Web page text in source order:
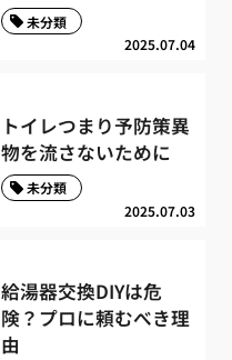
2025.07.04
未分類
トイレつまり予防策異
物を流さないために
2025.07.03
未分類
給湯器交換DIYは危
険？プロに頼むべき理
由